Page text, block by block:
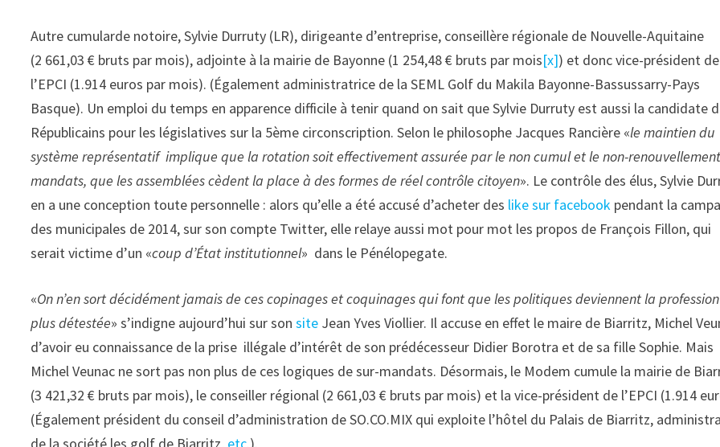
Autre cumularde notoire, Sylvie Durruty (LR), dirigeante d’entreprise, conseillère régionale de Nouvelle-Aquitaine
(2 661,03 € bruts par mois), adjointe à la mairie de Bayonne (1 254,48 € bruts par mois[x]) et donc vice-président de
l’EPCI (1.914 euros par mois). (Également administratrice de la SEML Golf du Makila Bayonne-Bassussarry-Pays
Basque). Un emploi du temps en apparence difficile à tenir quand on sait que Sylvie Durruty est aussi la candidate
Républicains pour les législatives sur la 5ème circonscription. Selon le philosophe Jacques Rancière «le maintien du
système représentatif implique que la rotation soit effectivement assurée par le non cumul et le non-
mandats, que les assemblées cèdent la place à des formes de réel contrôle citoyen». Le contrôle des élus, Sylvie
en a une conception toute personnelle : alors qu’elle a été accusé d’acheter des like sur facebook pendant la
des municipales de 2014, sur son compte Twitter, elle relaye aussi mot pour mot les propos de François Fillon, qui
serait victime d’un «coup d’État institutionnel» dans le Pénélopegate.
«On n’en sort décidément jamais de ces copinages et coquinages qui font que les politiques deviennent la
plus détestée» s’indigne aujourd’hui sur son site Jean Yves Viollier. Il accuse en effet le maire de Biarritz, Michel
d’avoir eu connaissance de la prise illégale d’intérêt de son prédécesseur Didier Borotra et de sa fille Sophie. Mais
Michel Veunac ne sort pas non plus de ces logiques de sur-mandats. Désormais, le Modem cumule la mairie de
(3 421,32 € bruts par mois), le conseiller régional (2 661,03 € bruts par mois) et la vice-président de l’EPCI (1.914
(Également président du conseil d’administration de SO.CO.MIX qui exploite l’hôtel du Palais de Biarritz,
de la société les golf de Biarritz, etc. ).